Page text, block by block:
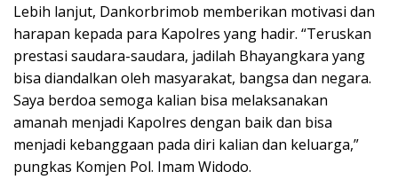
Lebih lanjut, Dankorbrimob memberikan motivasi dan
harapan kepada para Kapolres yang hadir. “Teruskan
prestasi saudara-saudara, jadilah Bhayangkara yang
bisa diandalkan oleh masyarakat, bangsa dan negara.
Saya berdoa semoga kalian bisa melaksanakan
amanah menjadi Kapolres dengan baik dan bisa
menjadi kebanggaan pada diri kalian dan keluarga,”
pungkas Komjen Pol. Imam Widodo.